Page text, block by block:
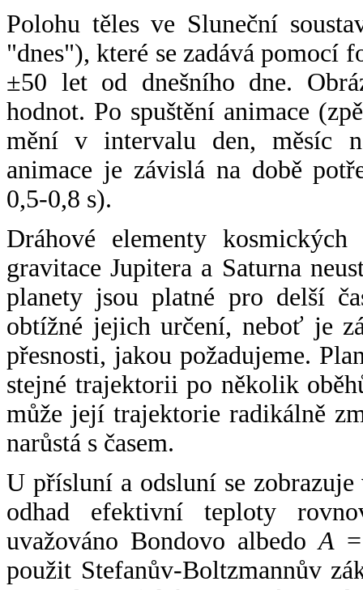
Polohu těles ve Sluneční
"dnes"), které se zadává pomocí
±50 let od dnešního dne.
hodnot. Po spuštění animace
mění v intervalu den, měsíc
animace je závislá na době
0,5-0,8 s).
Dráhové elementy
gravitace Jupitera a Saturna
planety jsou platné pro delší
obtížné jejich určení, neboť je
přesnosti, jakou požadujeme.
stejné trajektorii po několik
může její trajektorie radikálně
narůstá s časem.
U přísluní a odsluní se
odhad efektivní teploty
uvažováno Bondovo albedoA
použit Stefanův-Boltzmannův